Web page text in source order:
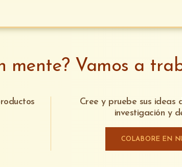
mente? Vamos a
Cree y pruebe sus ideas
investigación y
COLABORE EN